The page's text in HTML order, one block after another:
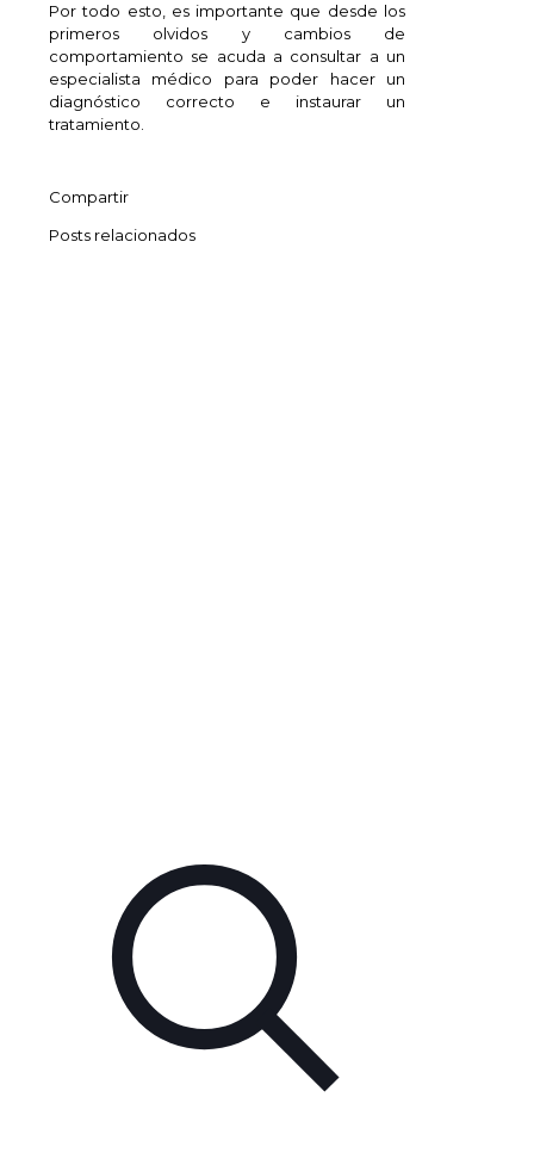
Por todo esto, es importante que desde los
primeros olvidos y cambios de
comportamiento se acuda a consultar a un
especialista médico para poder hacer un
diagnóstico correcto e instaurar un
tratamiento.
Compartir
Posts relacionados